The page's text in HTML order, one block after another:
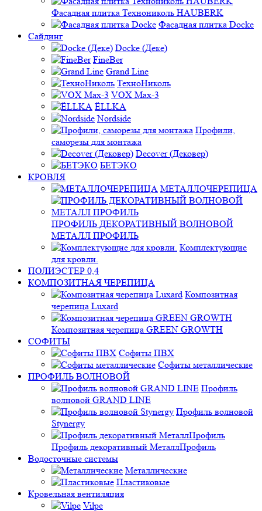
Фасадная плитка Технониколь HAUBERK
Фасадная плитка Docke
Сайдинг
Docke (Деке)
FineBer
Grand Line
ТехноНиколь
VOX Max-3
ЁLLKA
Nordside
Профили,
саморезы для монтажа
Decover (Дековер)
БЕТЭКО
КРОВЛЯ
МЕТАЛЛОЧЕРЕПИЦА
ПРОФИЛЬ ДЕКОРАТИВНЫЙ ВОЛНОВОЙ
МЕТАЛЛ ПРОФИЛЬ
Комплектующие
для кровли.
ПОЛИЭСТЕР 0,4
КОМПОЗИТНАЯ ЧЕРЕПИЦА
Композитная
черепица Luxard
Композитная черепица GREEN GROWTH
СОФИТЫ
Софиты ПВХ
Софиты металлические
ПРОФИЛЬ ВОЛНОВОЙ
Профиль
волновой GRAND LINE
Профиль волновой
Stynergy
Профиль декоративный МеталлПрофиль
Водосточные системы
Металлические
Пластиковые
Кровельная вентиляция
Vilpe